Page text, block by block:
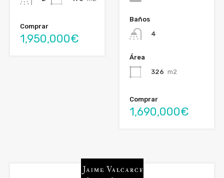
Comprar
1,950,000€
Baños
4
Área
326 m2
Comprar
1,690,000€